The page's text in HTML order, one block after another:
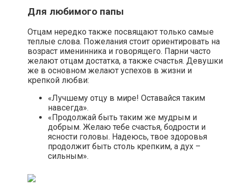
Для любимого папы
Отцам нередко также посвящают только самые
теплые слова. Пожелания стоит ориентировать на
возраст именинника и говорящего. Парни часто
желают отцам достатка, а также счастья. Девушки
же в основном желают успехов в жизни и
крепкой любви:
«Лучшему отцу в мире! Оставайся таким
навсегда».
«Продолжай быть таким же мудрым и
добрым. Желаю тебе счастья, бодрости и
ясности головы. Надеюсь, твое здоровья
продолжит быть столь крепким, а дух –
сильным».